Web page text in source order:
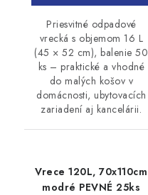
Priesvitné odpadové
vrecká s objemom 16 L
(45 × 52 cm), balenie 50
ks – praktické a vhodné
do malých košov v
domácnosti, ubytovacích
zariadení aj kancelárii.
Vrece 120L, 70x110cm
modré PEVNÉ 25ks